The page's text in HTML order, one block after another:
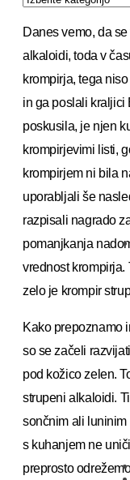
Danes vemo, da
alkaloidi, toda v
krompirja, tega
in ga poslali kraljici
poskusila, je njen
krompirjevimi listi,
krompirjem ni bila
uporabljali še
razpisali nagrado
pomanjkanja
vrednost krompirja.
zelo je krompir
Kako prepoznamo
so se začeli
pod kožico zelen.
strupeni alkaloidi.
sončnim ali luninim
s kuhanjem ne
preprosto